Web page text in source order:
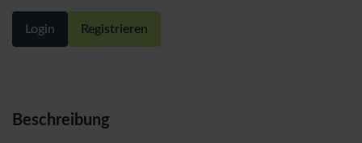
Login Registrieren
Beschreibung